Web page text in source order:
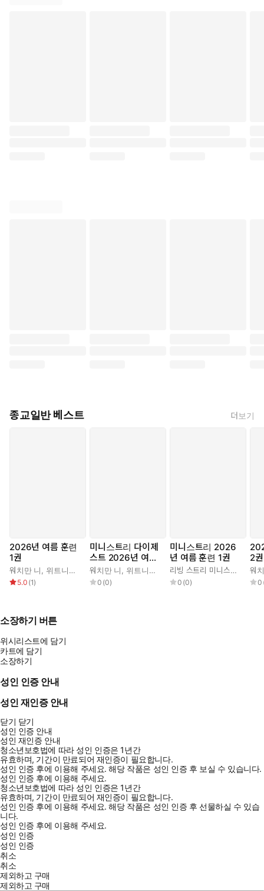
종교일반 베스트 더보기
2026년 여름 훈련
1권
워치만 니, 위트니스 리
5.0 (1)
미니스트리 다이제
스트 2026년 여름
훈련 1권
워치만 니, 위트니스 리
0 (0)
미니스트리 2026
년 여름 훈련 1권
리빙 스트리 미니스트리 편집부
0 (0)
2권
워
0
소장하기 버튼
위시리스트에 담기
카트에 담기
소장하기
성인 인증 안내
성인 재인증 안내
닫기 닫기
성인 인증 안내
성인 재인증 안내
청소년보호법에 따라 성인 인증은 1년간
유효하며, 기간이 만료되어 재인증이 필요합니다.
성인 인증 후에 이용해 주세요.해당 작품은 성인 인증 후 보실 수 있습니다.
성인 인증 후에 이용해 주세요.
청소년보호법에 따라 성인 인증은 1년간
유효하며, 기간이 만료되어 재인증이 필요합니다.
성인 인증 후에 이용해 주세요.해당 작품은 성인 인증 후 선물하실 수 있습
니다.
성인 인증 후에 이용해 주세요.
성인 인증
성인 인증
취소
취소
제외하고 구매
제외하고 구매